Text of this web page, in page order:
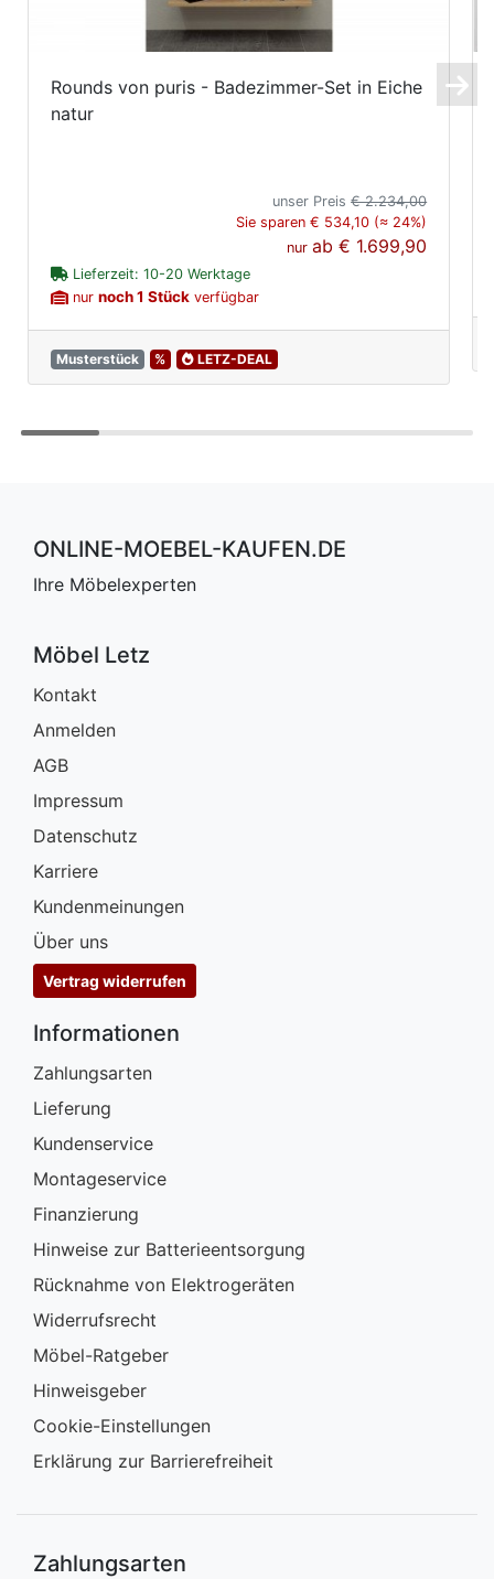
Rounds von puris - Badezimmer-Set in Eiche
natur
unser Preis€ 2.234,00
Sie sparen € 534,10 (≈ 24%)
nurab€ 1.699,90
Lieferzeit: 10-20 Werktage
nur noch 1 Stück verfügbar
Musterstück % LETZ-DEAL
ONLINE-MOEBEL-KAUFEN.DE
Ihre Möbelexperten
Möbel Letz
Kontakt
Anmelden
AGB
Impressum
Datenschutz
Karriere
Kundenmeinungen
Über uns
Vertrag widerrufen
Informationen
Zahlungsarten
Lieferung
Kundenservice
Montageservice
Finanzierung
Hinweise zur Batterieentsorgung
Rücknahme von Elektrogeräten
Widerrufsrecht
Möbel-Ratgeber
Hinweisgeber
Cookie-Einstellungen
Erklärung zur Barrierefreiheit
Zahlungsarten